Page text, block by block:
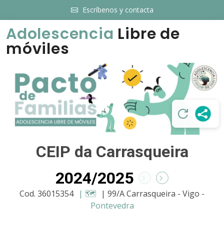
Escríbenos y contacta
Adolescencia Libre de
móviles
CEIP da Carrasqueira
2024/2025
Cod. 36015354 | 🗺️ | 99/A Carrasqueira - Vigo -
Pontevedra